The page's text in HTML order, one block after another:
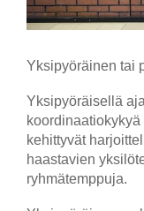
Yksipyöräinen tai
Yksipyöräisellä
kehittyvät
haastavien
ryhmätemppuja.